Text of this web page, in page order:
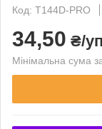
Код: T144D-PRO
34,50 ₴/
Мінімальна сума